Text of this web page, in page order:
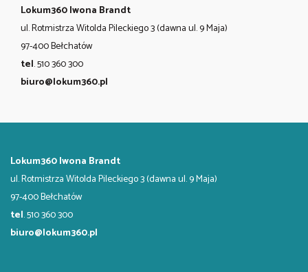
Lokum360 Iwona Brandt
ul. Rotmistrza Witolda Pileckiego 3 (dawna ul. 9 Maja)
97-400 Bełchatów
tel. 510 360 300
biuro@lokum360.pl
Lokum360 Iwona Brandt
ul. Rotmistrza Witolda Pileckiego 3 (dawna ul. 9 Maja)
97-400 Bełchatów
tel. 510 360 300
biuro@lokum360.pl